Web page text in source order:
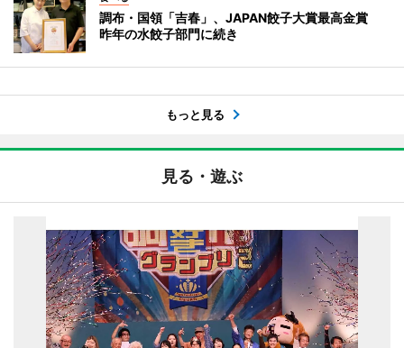
調布・国領「吉春」、JAPAN餃子大賞最高金賞
昨年の水餃子部門に続き
もっと見る
見る・遊ぶ